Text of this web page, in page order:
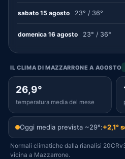
sabato 15 agosto 23° / 36°
domenica 16 agosto 23° / 36°
IL CLIMA DI MAZZARRONE A AGOSTO
26,9°
temperatura media del mese
Oggi media prevista ~29°:+2,1°
Normali climatiche dalla rianalisi
vicina a Mazzarrone.